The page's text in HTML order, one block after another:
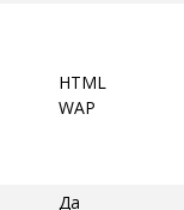
HTML
WAP
Да